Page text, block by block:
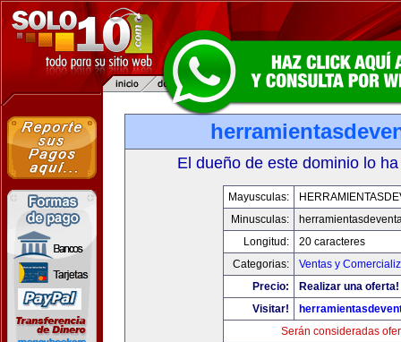
El dueño de este dominio lo
Mayusculas:
Minusculas:
Longitud:
20 caracteres
Categorias:
Ventas y
Precio:
Realizar una oferta!
Visitar!
Serán consideradas